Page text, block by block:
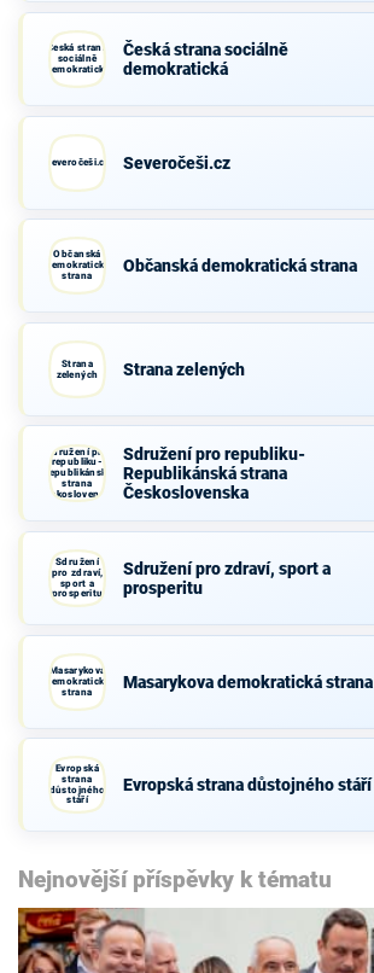
Česká strana
sociálně
demokratická
Česká strana sociálně
demokratická
Severočeši.cz Severočeši.cz
Občanská
demokratická
strana
Občanská demokratická strana
Strana
zelených
Strana zelených
Sdružení pro
republiku-
Republikánská
strana
Československa
Sdružení pro republiku-
Republikánská strana
Československa
Sdružení
pro zdraví,
sport a
prosperitu
Sdružení pro zdraví, sport a
prosperitu
Masarykova
demokratická
strana
Masarykova demokratická strana
Evropská
strana
důstojného
stáří
Evropská strana důstojného stáří
Nejnovější příspěvky k tématu